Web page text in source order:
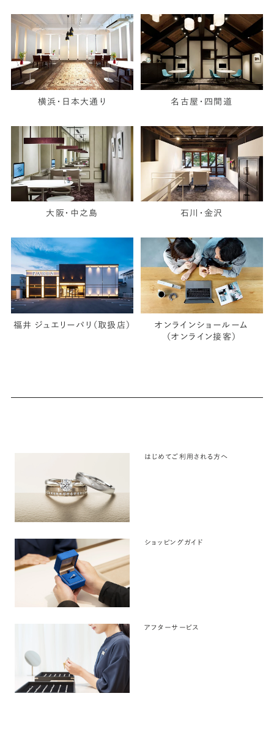
横浜・日本大通り 名古屋・四間道
大阪・中之島 石川・金沢
福井 ジュエリーパリ（取扱店）
オンラインショールーム
（オンライン接客）
はじめてご利用される方へ
ショッピングガイド
アフターサービス